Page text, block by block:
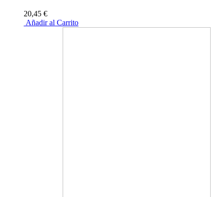
20,45 €
Añadir al Carrito